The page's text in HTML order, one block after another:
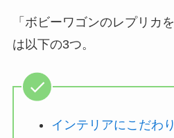
「ボビーワゴンのレプリカ
は以下の3つ。
インテリアにこだわ